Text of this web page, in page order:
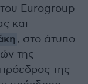
Eurogroup
και
, στο άτυπο
της
της